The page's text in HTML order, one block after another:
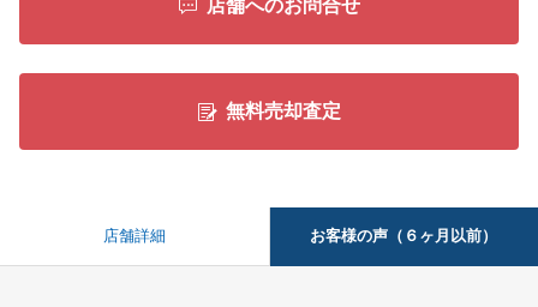
店舗へのお問合せ
無料売却査定
店舗詳細 お客様の声（６ヶ月以前）